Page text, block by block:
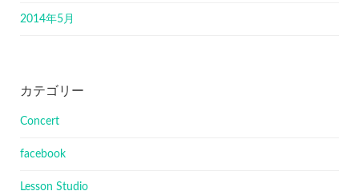
2014年5月
カテゴリー
Concert
facebook
Lesson Studio